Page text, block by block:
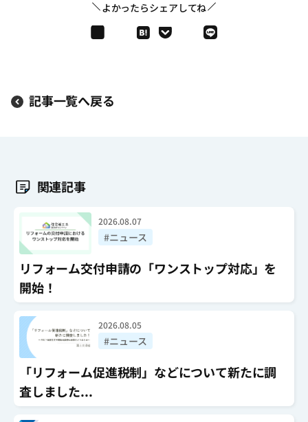
よかったらシェアしてね
記事一覧へ戻る
関連記事
2026.08.07
リフォーム交付申請の「ワンストップ対応」を
開始！
#ニュース
2026.08.05
「リフォーム促進税制」などについて新たに調
査しました...
#ニュース